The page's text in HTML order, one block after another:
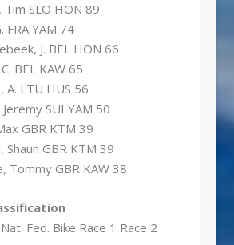
SLO HON 89
FRA YAM 74
J. BEL HON 66
BEL KAW 65
A. LTU HUS 56
SUI YAM 50
GBR KTM 39
Shaun GBR KTM 39
Tommy GBR KAW 38
Fed. Bike Race 1 Race 2